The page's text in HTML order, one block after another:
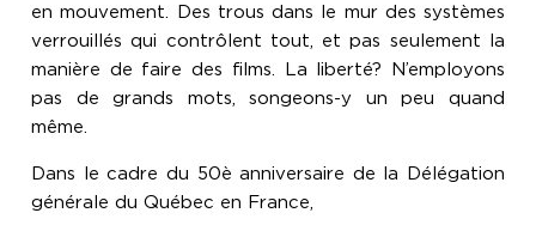
en mouvement. Des trous dans le mur des systèmes
verrouillés qui contrôlent tout, et pas seulement la
manière de faire des films. La liberté? N’employons
pas de grands mots, songeons-y un peu quand
même.
Dans le cadre du 50è anniversaire de la Délégation
générale du Québec en France,